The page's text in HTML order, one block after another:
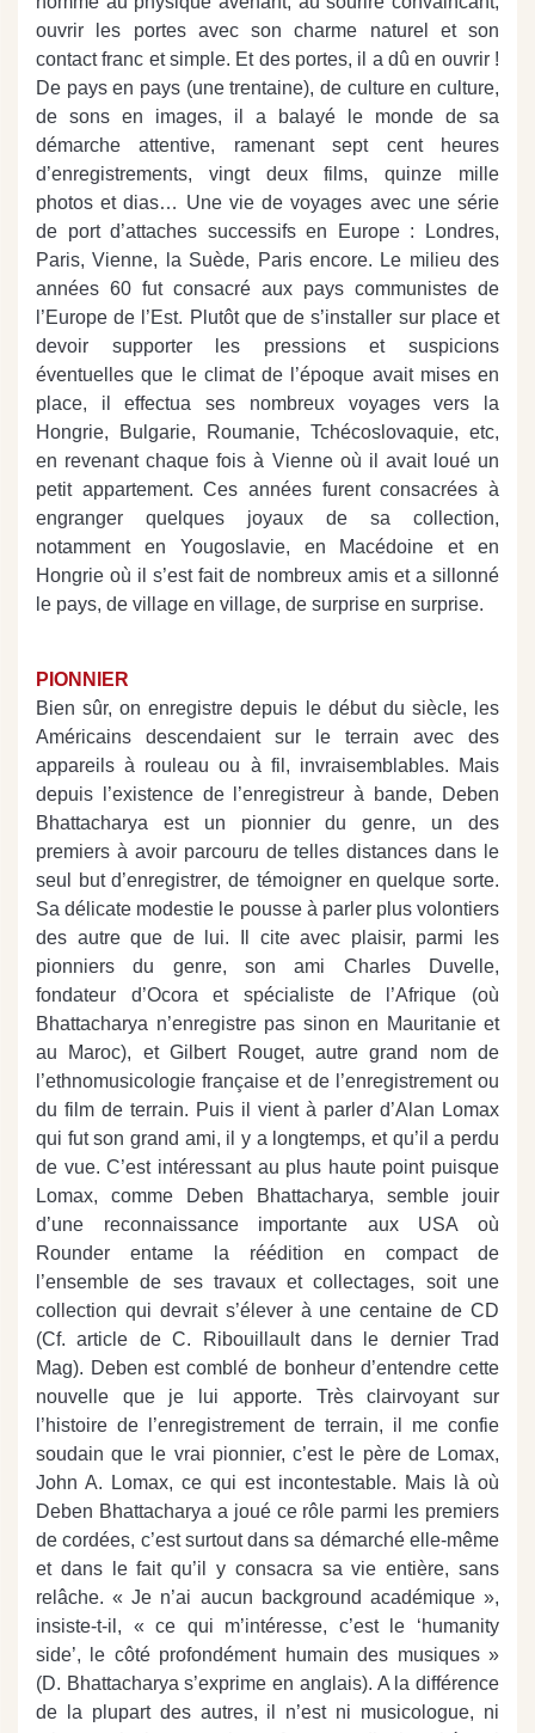
ouvrir les portes avec son charme naturel et son
contact franc et simple. Et des portes, il a dû en ouvrir !
De pays en pays (une trentaine), de culture en culture,
de sons en images, il a balayé le monde de sa
démarche attentive, ramenant sept cent heures
d’enregistrements, vingt deux films, quinze mille
photos et dias… Une vie de voyages avec une série
de port d’attaches successifs en Europe : Londres,
Paris, Vienne, la Suède, Paris encore. Le milieu des
années 60 fut consacré aux pays communistes de
l’Europe de l’Est. Plutôt que de s’installer sur place et
devoir supporter les pressions et suspicions
éventuelles que le climat de l’époque avait mises en
place, il effectua ses nombreux voyages vers la
Hongrie, Bulgarie, Roumanie, Tchécoslovaquie, etc,
en revenant chaque fois à Vienne où il avait loué un
petit appartement. Ces années furent consacrées à
engranger quelques joyaux de sa collection,
notamment en Yougoslavie, en Macédoine et en
Hongrie où il s’est fait de nombreux amis et a sillonné
le pays, de village en village, de surprise en surprise.
PIONNIER
Bien sûr, on enregistre depuis le début du siècle, les
Américains descendaient sur le terrain avec des
appareils à rouleau ou à fil, invraisemblables. Mais
depuis l’existence de l’enregistreur à bande, Deben
Bhattacharya est un pionnier du genre, un des
premiers à avoir parcouru de telles distances dans le
seul but d’enregistrer, de témoigner en quelque sorte.
Sa délicate modestie le pousse à parler plus volontiers
des autre que de lui. Il cite avec plaisir, parmi les
pionniers du genre, son ami Charles Duvelle,
fondateur d’Ocora et spécialiste de l’Afrique (où
Bhattacharya n’enregistre pas sinon en Mauritanie et
au Maroc), et Gilbert Rouget, autre grand nom de
l’ethnomusicologie française et de l’enregistrement ou
du film de terrain. Puis il vient à parler d’Alan Lomax
qui fut son grand ami, il y a longtemps, et qu’il a perdu
de vue. C’est intéressant au plus haute point puisque
Lomax, comme Deben Bhattacharya, semble jouir
d’une reconnaissance importante aux USA où
Rounder entame la réédition en compact de
l’ensemble de ses travaux et collectages, soit une
collection qui devrait s’élever à une centaine de CD
(Cf. article de C. Ribouillault dans le dernier Trad
Mag). Deben est comblé de bonheur d’entendre cette
nouvelle que je lui apporte. Très clairvoyant sur
l’histoire de l’enregistrement de terrain, il me confie
soudain que le vrai pionnier, c’est le père de Lomax,
John A. Lomax, ce qui est incontestable. Mais là où
Deben Bhattacharya a joué ce rôle parmi les premiers
de cordées, c’est surtout dans sa démarché elle-même
et dans le fait qu’il y consacra sa vie entière, sans
relâche. « Je n’ai aucun background académique »,
insiste-t-il, « ce qui m’intéresse, c’est le ‘humanity
side’, le côté profondément humain des musiques »
(D. Bhattacharya s’exprime en anglais). A la différence
de la plupart des autres, il n’est ni musicologue, ni